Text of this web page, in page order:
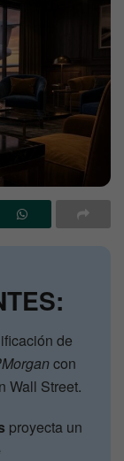
de
con
Wall Street.
proyecta un